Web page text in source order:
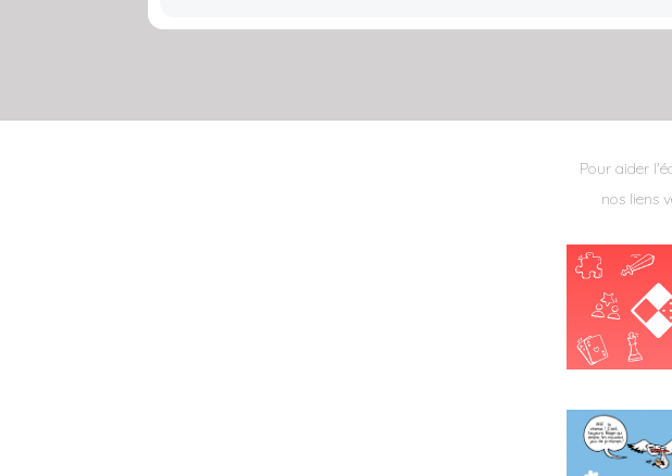
Pour aider
nos liens